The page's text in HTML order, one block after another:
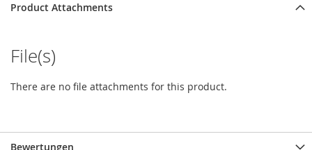
Product Attachments
File(s)
There are no file attachments for this product.
Bewertungen